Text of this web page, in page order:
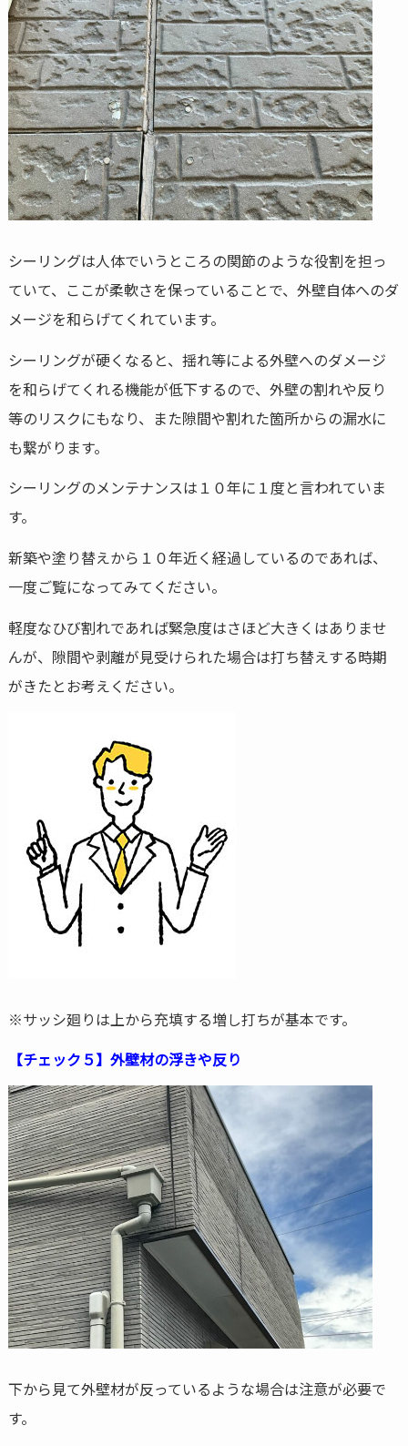
シーリングは人体でいうところの関節のような役割を担っ
ていて、ここが柔軟さを保っていることで、外壁自体へのダ
メージを和らげてくれています。
シーリングが硬くなると、揺れ等による外壁へのダメージ
を和らげてくれる機能が低下するので、外壁の割れや反り
等のリスクにもなり、また隙間や割れた箇所からの漏水に
も繋がります。
シーリングのメンテナンスは１０年に１度と言われていま
す。
新築や塗り替えから１０年近く経過しているのであれば、
一度ご覧になってみてください。
軽度なひび割れであれば緊急度はさほど大きくはありませ
んが、隙間や剥離が見受けられた場合は打ち替えする時期
がきたとお考えください。
※サッシ廻りは上から充填する増し打ちが基本です。
【チェック５】外壁材の浮きや反り
下から見て外壁材が反っているような場合は注意が必要で
す。